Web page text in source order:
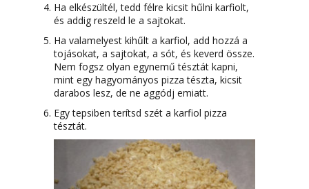
Ha elkészültél, tedd félre kicsit hűlni karfiolt,
és addig reszeld le a sajtokat.
Ha valamelyest kihűlt a karfiol, add hozzá a
tojásokat, a sajtokat, a sót, és keverd össze.
Nem fogsz olyan egynemű tésztát kapni,
mint egy hagyományos pizza tészta, kicsit
darabos lesz, de ne aggódj emiatt.
Egy tepsiben terítsd szét a karfiol pizza
tésztát.